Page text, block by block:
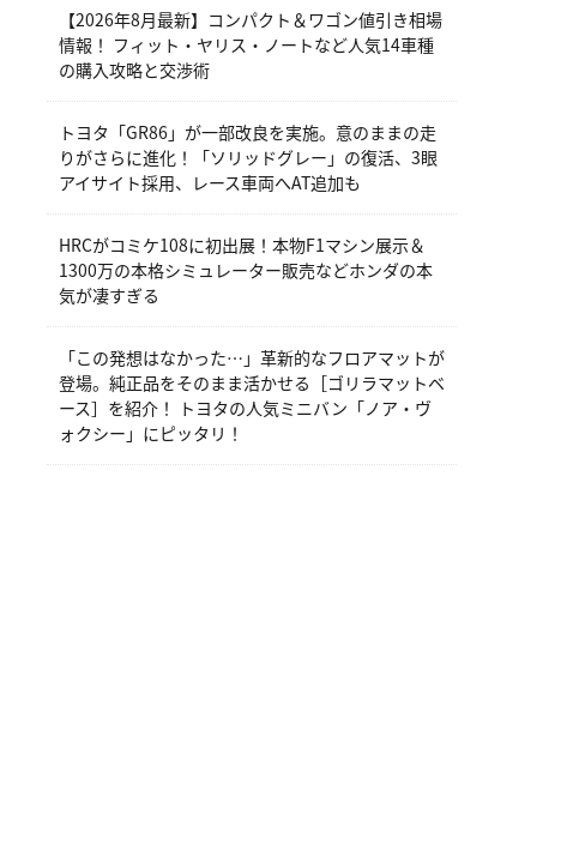
【2026年8月最新】コンパクト＆ワゴン値引き相場
情報！ フィット・ヤリス・ノートなど人気14車種
の購入攻略と交渉術
トヨタ「GR86」が一部改良を実施。意のままの走
りがさらに進化！「ソリッドグレー」の復活、3眼
アイサイト採用、レース車両へAT追加も
HRCがコミケ108に初出展！本物F1マシン展示＆
1300万の本格シミュレーター販売などホンダの本
気が凄すぎる
「この発想はなかった…」革新的なフロアマットが
登場。純正品をそのまま活かせる［ゴリラマットベ
ース］を紹介！ トヨタの人気ミニバン「ノア・ヴ
ォクシー」にピッタリ！